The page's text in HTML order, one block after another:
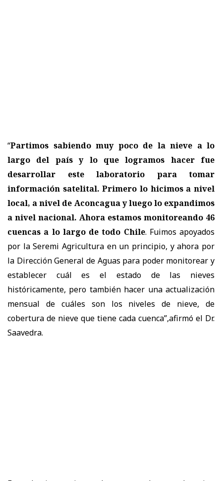
“Partimos sabiendo muy poco de la nieve a lo
largo del país y lo que logramos hacer fue
desarrollar este laboratorio para tomar
información satelital. Primero lo hicimos a nivel
local, a nivel de Aconcagua y luego lo expandimos
a nivel nacional. Ahora estamos monitoreando 46
cuencas a lo largo de todo Chile. Fuimos apoyados
por la Seremi Agricultura en un principio, y ahora por
la Dirección General de Aguas para poder monitorear y
establecer cuál es el estado de las nieves
históricamente, pero también hacer una actualización
mensual de cuáles son los niveles de nieve, de
cobertura de nieve que tiene cada cuenca”,afirmó el Dr.
Saavedra.